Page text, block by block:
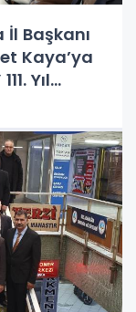
Başkanı
Kaya’ya
Yıl